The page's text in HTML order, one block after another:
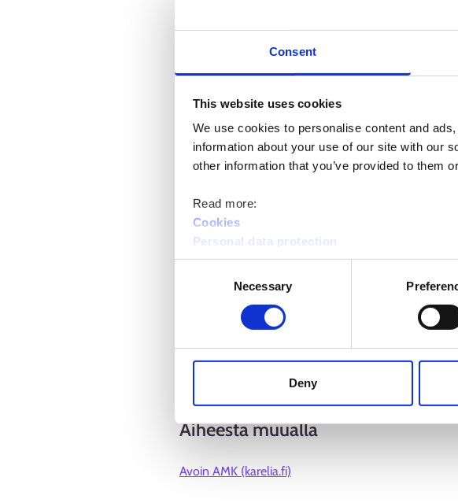
Consent
This website uses cookies
We use cookies to personalise content and
information about your use of our site with our
other information that you’ve provided to them
Read more:
Cookies
Personal data protection
Necessary
Deny
Avoimen AMK:n syksy tarjoaa runsaasti
ovat avoimia kaikille opiskelusta kiinnostuneille
tai valita osaamiskokonaisuuden sinua kiinnostavasta
Lue lisää
Lisätietoa koulutuksista ja ilmoittautumisesta
Aiheesta muualla
Avoin AMK (karelia.fi)